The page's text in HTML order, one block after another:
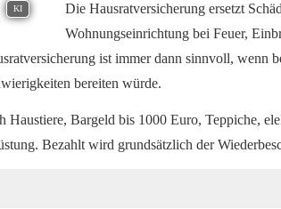
KI
Die Haus­rat­ver­si­che­rung ersetzt
Wohnungseinrichtung bei Feuer,
ist immer dann sinnvoll, wenn
bereiten würde.
Haustiere, Bargeld bis 1000 Euro, Teppiche,
Bezahlt wird grundsätzlich der